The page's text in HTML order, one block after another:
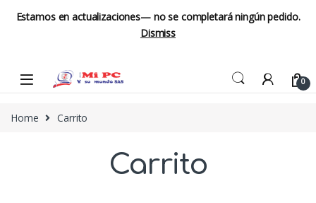
Skip to navigation
Skip to content
0
Home Carrito
Carrito
Estamos en actualizaciones— no se completará ningún pedido.
Dismiss